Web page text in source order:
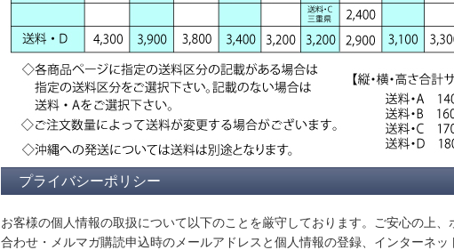
プライバシーポリシー
お客様の個人情報の取扱について以下のことを厳守しております。ご安心の上
合わせ・メルマガ購読申込時のメールアドレスと個人情報の登録、インターネッ